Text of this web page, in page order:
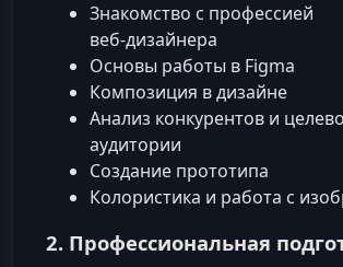
Знакомство с профессией
веб‑дизайнера
Основы работы в Figma
Композиция в дизайне
Анализ конкурентов и
аудитории
Создание прототипа
Колористика и работа с
2. Профессиональная